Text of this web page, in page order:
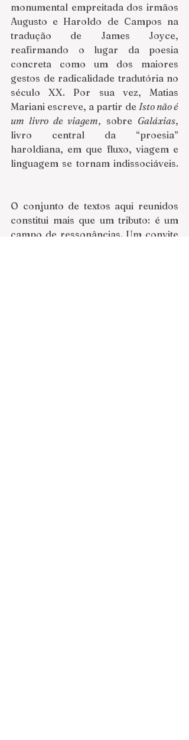
monumental empreitada dos irmãos
Augusto e Haroldo de Campos na
tradução de James Joyce,
reafirmando o lugar da poesia
concreta como um dos maiores
gestos de radicalidade tradutória no
século XX. Por sua vez, Matias
Mariani escreve, a partir de Isto não é
um livro de viagem, sobre Galáxias,
livro central da “proesia”
haroldiana, em que fluxo, viagem e
linguagem se tornam indissociáveis.
O conjunto de textos aqui reunidos
constitui mais que um tributo: é um
campo de ressonâncias. Um convite